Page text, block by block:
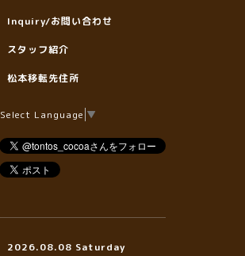
Inquiry/お問い合わせ
スタッフ紹介
松本移転先住所
Select Language ▼
2026.08.08 Saturday